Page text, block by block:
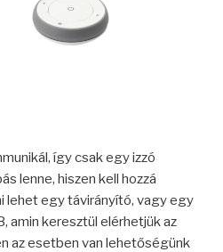
így csak egy izzó
lenne, hiszen kell hozzá
lehet egy távirányító, vagy egy
amin keresztül elérhetjük az
az esetben van lehetőségünk